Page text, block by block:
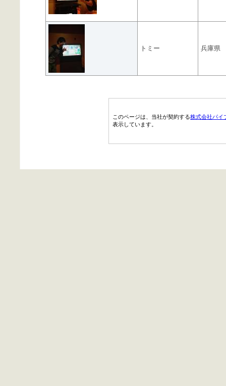
トミー 兵庫県
このページは、当社が契約する株式会社パイ
表示しています。